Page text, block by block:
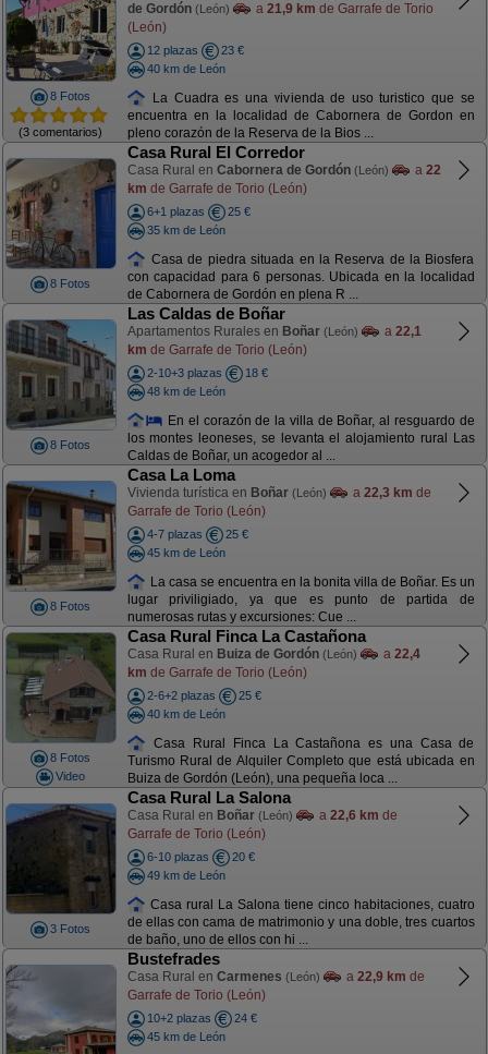
8 Fotos
(3 comentarios)
de Gordón (León) a 21,9 km de Garrafe de Torio
(León)
12 plazas
23 €
40 km de León
La Cuadra es una vivienda de uso turistico que se
encuentra en la localidad de Cabornera de Gordon en
pleno corazón de la Reserva de la Bios ...
8 Fotos
Casa Rural El Corredor
Casa Rural en Cabornera de Gordón (León) a 22
km de Garrafe de Torio (León)
6+1 plazas
25 €
35 km de León
Casa de piedra situada en la Reserva de la Biosfera
con capacidad para 6 personas. Ubicada en la localidad
de Cabornera de Gordón en plena R ...
8 Fotos
Las Caldas de Boñar
Apartamentos Rurales en Boñar (León) a 22,1
km de Garrafe de Torio (León)
2-10+3 plazas
18 €
48 km de León
En el corazón de la villa de Boñar, al resguardo de
los montes leoneses, se levanta el alojamiento rural Las
Caldas de Boñar, un acogedor al ...
8 Fotos
Casa La Loma
Vivienda turística en Boñar (León) a 22,3 km de
Garrafe de Torio (León)
4-7 plazas
25 €
45 km de León
La casa se encuentra en la bonita villa de Boñar. Es un
lugar priviligiado, ya que es punto de partida de
numerosas rutas y excursiones: Cue ...
8 Fotos
Video
Casa Rural Finca La Castañona
Casa Rural en Buiza de Gordón (León) a 22,4
km de Garrafe de Torio (León)
2-6+2 plazas
25 €
40 km de León
Casa Rural Finca La Castañona es una Casa de
Turismo Rural de Alquiler Completo que está ubicada en
Buiza de Gordón (León), una pequeña loca ...
3 Fotos
Casa Rural La Salona
Casa Rural en Boñar (León) a 22,6 km de
Garrafe de Torio (León)
6-10 plazas
20 €
49 km de León
Casa rural La Salona tiene cinco habitaciones, cuatro
de ellas con cama de matrimonio y una doble, tres cuartos
de baño, uno de ellos con hi ...
Bustefrades
Casa Rural en Carmenes (León) a 22,9 km de
Garrafe de Torio (León)
10+2 plazas
24 €
45 km de León